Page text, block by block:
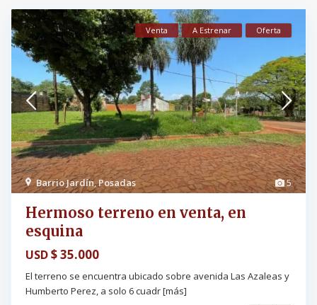
5
Barrio Jardín,Posadas
Venta A Estrenar Oferta
Hermoso terreno en venta, en
esquina
USD$ 35.000
El terreno se encuentra ubicado sobre avenida Las Azaleas y
Humberto Perez, a solo 6 cuadr[más]